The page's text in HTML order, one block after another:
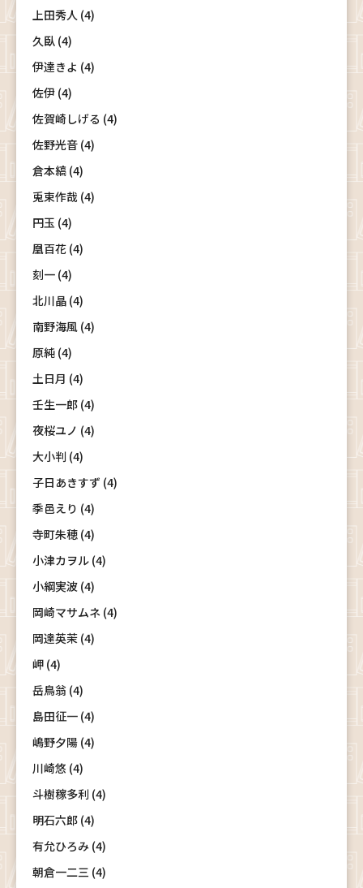
上田秀人 (4)
久臥 (4)
伊達きよ (4)
佐伊 (4)
佐賀崎しげる (4)
佐野光音 (4)
倉本縞 (4)
兎束作哉 (4)
円玉 (4)
凰百花 (4)
刻一 (4)
北川晶 (4)
南野海風 (4)
原純 (4)
土日月 (4)
壬生一郎 (4)
夜桜ユノ (4)
大小判 (4)
子日あきすず (4)
季邑えり (4)
寺町朱穂 (4)
小津カヲル (4)
小綱実波 (4)
岡崎マサムネ (4)
岡達英茉 (4)
岬 (4)
岳鳥翁 (4)
島田征一 (4)
嶋野夕陽 (4)
川崎悠 (4)
斗樹稼多利 (4)
明石六郎 (4)
有允ひろみ (4)
朝倉一二三 (4)